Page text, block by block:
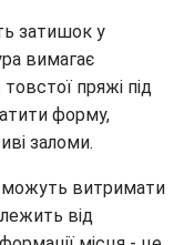
затишок у
вимагає
пряжі під
форму,
заломи.
можуть витримати
від